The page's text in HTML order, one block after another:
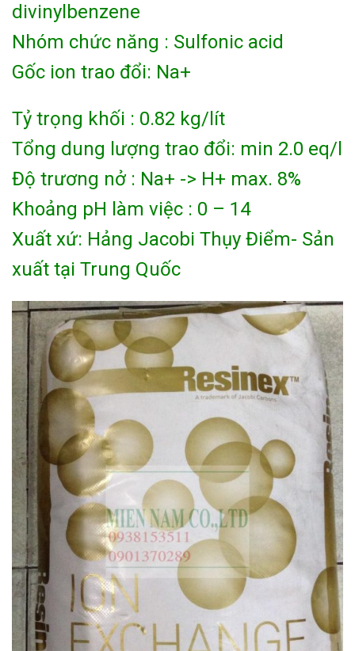
divinylbenzene
Nhóm chức năng : Sulfonic acid
Gốc ion trao đổi: Na+
Tỷ trọng khối : 0.82 kg/lít
Tổng dung lượng trao đổi: min 2.0 eq/l
Độ trương nở : Na+ -> H+ max. 8%
Khoảng pH làm việc : 0 – 14
Xuất xứ: Hảng Jacobi Thụy Điểm- Sản
xuất tại Trung Quốc